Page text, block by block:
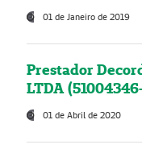
01 de Janeiro de 2019
Prestador
LTDA
01 de Abril de 2020